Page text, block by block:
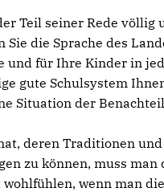
Teil seiner Rede
die Sprache des
und für Ihre Kinder in
gute Schulsystem
Situation der
deren Traditionen
zu können, muss
wenn man